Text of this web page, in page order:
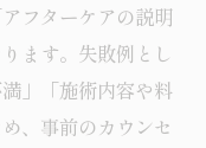
フターケアの説明
ます。失敗例とし
」「施術内容や料
、事前のカウンセ